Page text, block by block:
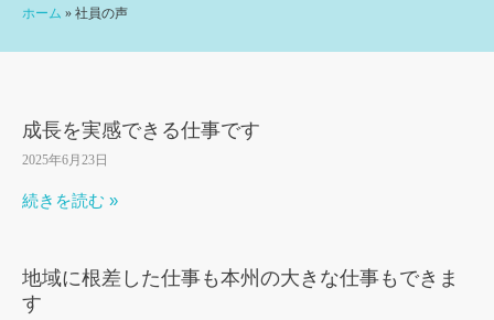
ホーム » 社員の声
成長を実感できる仕事です
2025年6月23日
続きを読む »
地域に根差した仕事も本州の大きな仕事もできま
す